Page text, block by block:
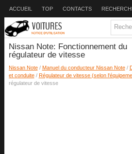
ACCUEIL TOP CONTACTS
Nissan Note: Fonctionnement du
régulateur de vitesse
Nissan Note/ Manuel du conducteur Nissan Note/
et conduite/ Régulateur de vitesse (selon
régulateur de vitesse